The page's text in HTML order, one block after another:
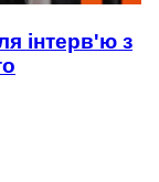
інтерв'ю з